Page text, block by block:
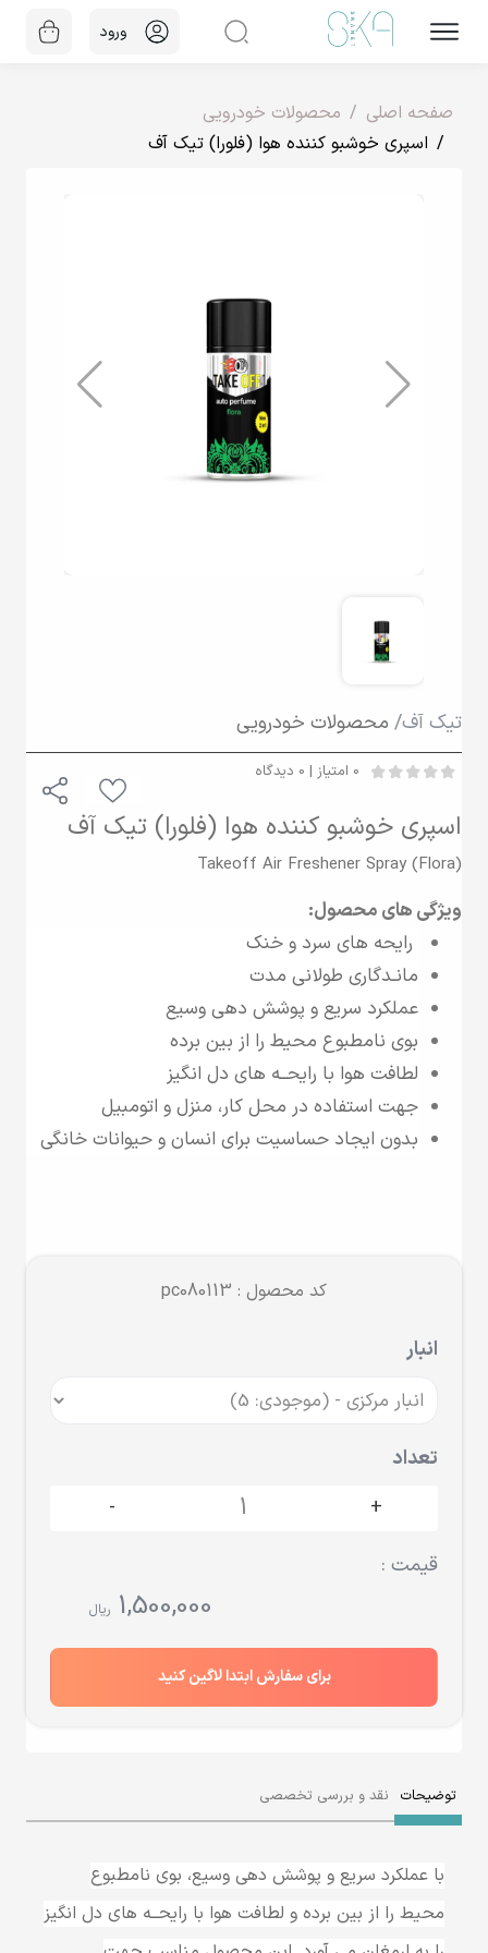
ورود
صفحه اصلی
محصولات خودرویی
اسپری خوشبو کننده هوا (فلورا) تیک آف
تیک آف/ محصولات خودرویی
0 امتیاز | 0 دیدگاه
اسپری خوشبو کننده هوا (فلورا) تیک آف
Takeoff Air Freshener Spray (Flora)
ویژگی های محصول:
رایحه های سرد و خنک
مانـدگاری طولانی مدت
عملکرد سریع و پوشش دهی وسیع
بوی نامطبوع محیط را از بین برده
لطافت هوا با رایحــه های دل انگیز
جهت استفاده در محل کار، منزل و اتومبیل
بدون ایجاد حساسیت برای انسان و حیوانات خانگی
کد محصول : pc080113
انبار
تعداد
+
-
قیمت :
1,500,000 ریال
برای سفارش ابتدا لاگین کنید
توضیحات نقد و بررسی تخصصی
با عملکرد سریع و پوشش دهی وسیع، بوی نامطبوع
محیط را از بین برده و لطافت هوا با رایحــه های دل انگیز